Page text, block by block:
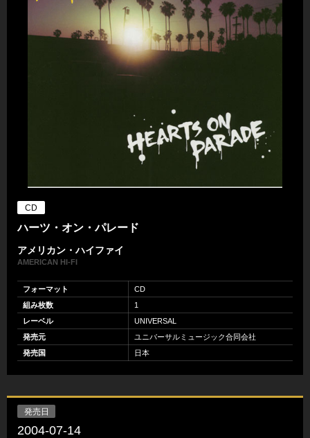
CD
ハーツ・オン・パレード
アメリカン・ハイファイ
AMERICAN HI-FI
フォーマット
CD
組み枚数
1
レーベル
UNIVERSAL
発売元
ユニバーサルミュージック合同会社
発売国
日本
発売日
2004-07-14